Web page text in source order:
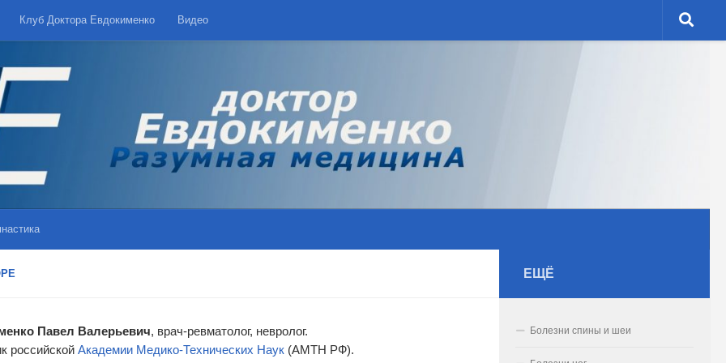
Клуб Доктора Евдокименко Видео
Павел Валерьевич, врач-ревматолог, невролог.
российской Академии Медико-Технических Наук (АМТН РФ).
ЕЩЁ
Болезни спины и шеи